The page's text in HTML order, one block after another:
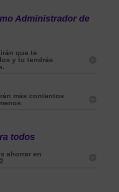
Administrador de
que te
y tu tendrás
más contentos
todos
ahorrar en